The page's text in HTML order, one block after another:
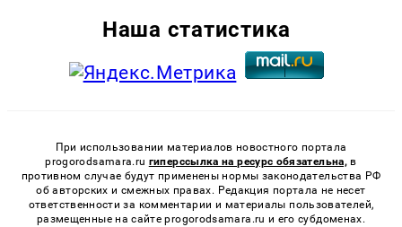
Наша статистика
При использовании материалов новостного портала
progorodsamara.ru гиперссылка на ресурс обязательна, в
противном случае будут применены нормы законодательства РФ
об авторских и смежных правах. Редакция портала не несет
ответственности за комментарии и материалы пользователей,
размещенные на сайте progorodsamara.ru и его субдоменах.